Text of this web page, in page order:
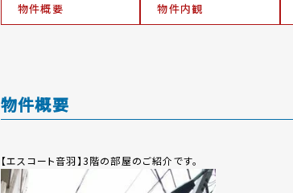
物件概要 物件内観
物件概要
【エスコート音羽】3階の部屋のご紹介です。